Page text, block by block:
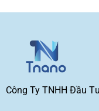
Công Ty TNHH Đầu